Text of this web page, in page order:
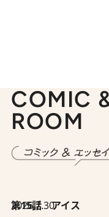
COMIC
ROOM
2026.7.30
第15話 アイス